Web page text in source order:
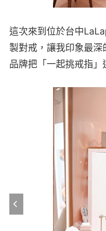
這次來到位於台中
製對戒，讓我印象最
品牌把「一起挑戒指」